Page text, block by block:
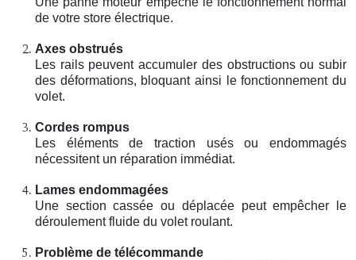
de votre store électrique.
Axes obstrués
Les rails peuvent accumuler des obstructions ou subir
des déformations, bloquant ainsi le fonctionnement du
volet.
Cordes rompus
Les éléments de traction usés ou endommagés
nécessitent un réparation immédiat.
Lames endommagées
Une section cassée ou déplacée peut empêcher le
déroulement fluide du volet roulant.
Problème de télécommande